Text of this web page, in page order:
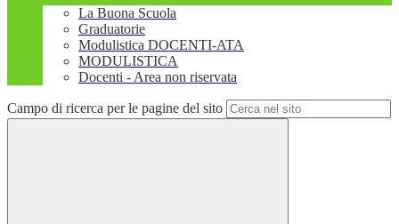
La Buona Scuola
Graduatorie
Modulistica DOCENTI-ATA
MODULISTICA
Docenti - Area non riservata
Campo di ricerca per le pagine del sito